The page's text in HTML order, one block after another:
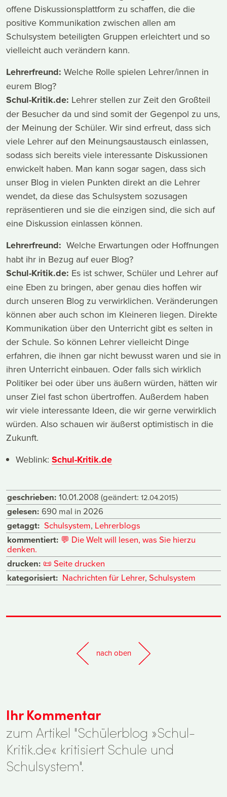
offene Diskussionsplattform zu schaffen, die die
positive Kommunikation zwischen allen am
Schulsystem beteiligten Gruppen erleichtert und so
vielleicht auch verändern kann.
Lehrerfreund: Welche Rolle spielen Lehrer/innen in
eurem Blog?
Schul-Kritik.de: Lehrer stellen zur Zeit den Großteil
der Besucher da und sind somit der Gegenpol zu uns,
der Meinung der Schüler. Wir sind erfreut, dass sich
viele Lehrer auf den Meinungsaustausch einlassen,
sodass sich bereits viele interessante Diskussionen
enwickelt haben. Man kann sogar sagen, dass sich
unser Blog in vielen Punkten direkt an die Lehrer
wendet, da diese das Schulsystem sozusagen
repräsentieren und sie die einzigen sind, die sich auf
eine Diskussion einlassen können.
Lehrerfreund: Welche Erwartungen oder Hoffnungen
habt ihr in Bezug auf euer Blog?
Schul-Kritik.de: Es ist schwer, Schüler und Lehrer auf
eine Eben zu bringen, aber genau dies hoffen wir
durch unseren Blog zu verwirklichen. Veränderungen
können aber auch schon im Kleineren liegen. Direkte
Kommunikation über den Unterricht gibt es selten in
der Schule. So können Lehrer vielleicht Dinge
erfahren, die ihnen gar nicht bewusst waren und sie in
ihren Unterricht einbauen. Oder falls sich wirklich
Politiker bei oder über uns äußern würden, hätten wir
unser Ziel fast schon übertroffen. Außerdem haben
wir viele interessante Ideen, die wir gerne verwirklich
würden. Also schauen wir äußerst optimistisch in die
Zukunft.
Weblink:Schul-Kritik.de
geschrieben: 10.01.2008 (geändert: 12.04.2015)
gelesen: 690 mal in 2026
getaggt: Schulsystem, Lehrerblogs
kommentiert: 💬 Die Welt will lesen, was Sie hierzu
denken.
drucken: 📜 Seite drucken
kategorisiert: Nachrichten für Lehrer, Schulsystem
nach oben
Ihr Kommentar
zum Artikel "Schülerblog »Schul-
Kritik.de« kritisiert Schule und
Schulsystem".